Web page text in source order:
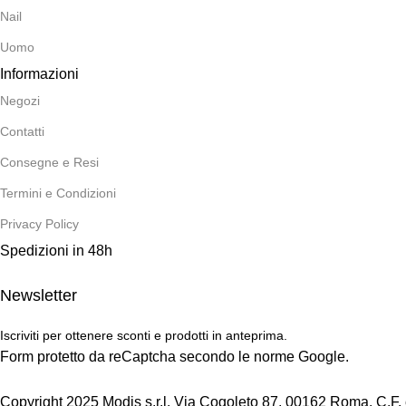
Nail
Uomo
Informazioni
Negozi
Contatti
Consegne e Resi
Termini e Condizioni
Privacy Policy
Spedizioni in 48h
Newsletter
Iscriviti per ottenere sconti e prodotti in anteprima.
Form protetto da reCaptcha secondo le norme Google.
Copyright 2025 Modis s.r.l. Via Cogoleto 87, 00162 Roma. C.F.